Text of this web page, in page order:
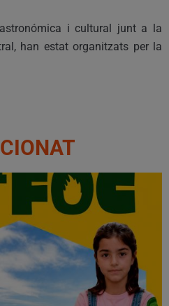
i cultural junt a la
han estat organitzats per la